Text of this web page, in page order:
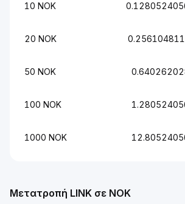
Μετατροπή LINK σε NOK
10 NOK
20 NOK
50 NOK
100 NOK
1000 NOK